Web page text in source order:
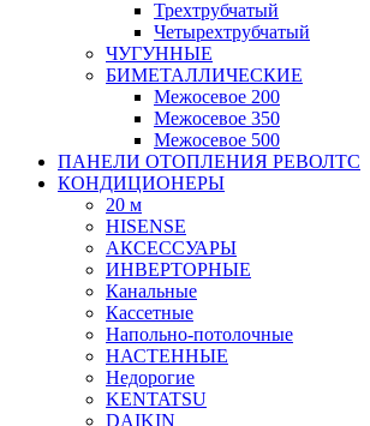
Трехтрубчатый
Четырехтрубчатый
ЧУГУННЫЕ
БИМЕТАЛЛИЧЕСКИЕ
Межосевое 200
Межосевое 350
Межосевое 500
ПАНЕЛИ ОТОПЛЕНИЯ РЕВОЛТС
КОНДИЦИОНЕРЫ
20 м
HISENSE
АКСЕССУАРЫ
ИНВЕРТОРНЫЕ
Канальные
Кассетные
Напольно-потолочные
НАСТЕННЫЕ
Недорогие
KENTATSU
DAIKIN